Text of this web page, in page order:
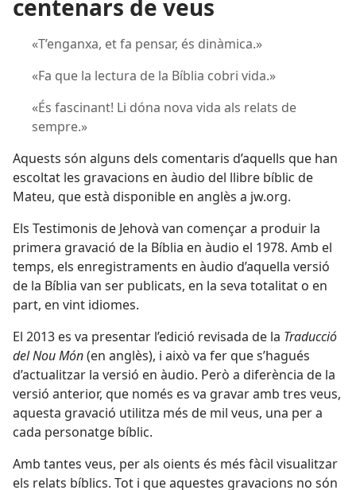
centenars de veus
«T’enganxa, et fa pensar, és dinàmica.»
«Fa que la lectura de la Bíblia cobri vida.»
«És fascinant! Li dóna nova vida als relats de
sempre.»
Aquests són alguns dels comentaris d’aquells que han
escoltat les gravacions en àudio del llibre bíblic de
Mateu, que està disponible en anglès a jw.org.
Els Testimonis de Jehovà van començar a produir la
primera gravació de la Bíblia en àudio el 1978. Amb el
temps, els enregistraments en àudio d’aquella versió
de la Bíblia van ser publicats, en la seva totalitat o en
part, en vint idiomes.
El 2013 es va presentar l’edició revisada de la Traducció
del Nou Món(en anglès), i això va fer que s’hagués
d’actualitzar la versió en àudio. Però a diferència de la
versió anterior, que només es va gravar amb tres veus,
aquesta gravació utilitza més de mil veus, una per a
cada personatge bíblic.
Amb tantes veus, per als oients és més fàcil visualitzar
els relats bíblics. Tot i que aquestes gravacions no són